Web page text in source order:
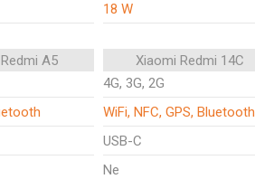
18 W
A5
Xiaomi Redmi 14C
4G, 3G, 2G
WiFi, NFC, GPS, Bluetooth
USB-C
Ne